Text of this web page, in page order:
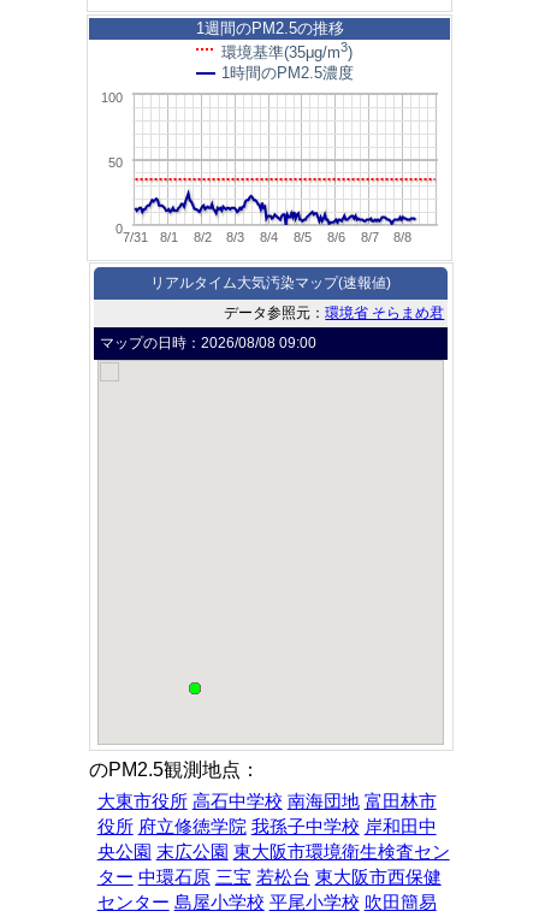
7/31 8/1 8/2 8/3 8/4 8/5 8/6 8/7 8/8
0
50
100
1週間のPM2.5の推移
環境基準(35μg/m3)
1時間のPM2.5濃度
リアルタイム大気汚染マップ(速報値)
データ参照元：環境省 そらまめ君
マップの日時：2026/08/08 09:00
のPM2.5観測地点：
大東市役所 高石中学校 南海団地 富田林市
役所 府立修徳学院 我孫子中学校 岸和田中
央公園 末広公園 東大阪市環境衛生検査セン
ター 中環石原 三宝 若松台 東大阪市西保健
センター 島屋小学校 平尾小学校 吹田簡易